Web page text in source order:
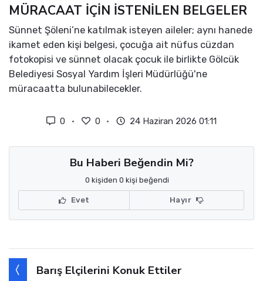
MÜRACAAT İÇİN İSTENİLEN BELGELER
Sünnet Şöleni’ne katılmak isteyen aileler; aynı hanede
ikamet eden kişi belgesi, çocuğa ait nüfus cüzdan
fotokopisi ve sünnet olacak çocuk ile birlikte Gölcük
Belediyesi Sosyal Yardım İşleri Müdürlüğü'ne
müracaatta bulunabilecekler.
0 0 24 Haziran 2026 01:11
Bu Haberi Beğendin Mi?
0 kişiden 0 kişi beğendi
Evet Hayır
Barış Elçilerini Konuk Ettiler